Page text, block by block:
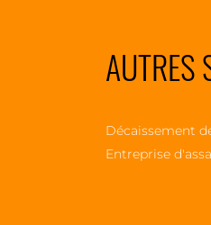
AUTRES
Décaissement
Entreprise